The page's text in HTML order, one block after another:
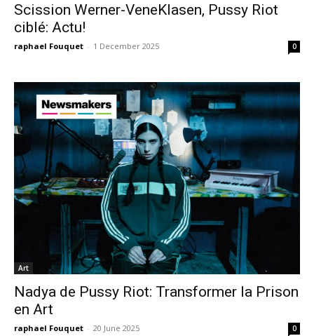
Scission Werner-VeneKlasen, Pussy Riot
ciblé: Actu!
raphael Fouquet - 1 December 2025 0
Art
Nadya de Pussy Riot: Transformer la Prison
en Art
raphael Fouquet - 20 June 2025 0